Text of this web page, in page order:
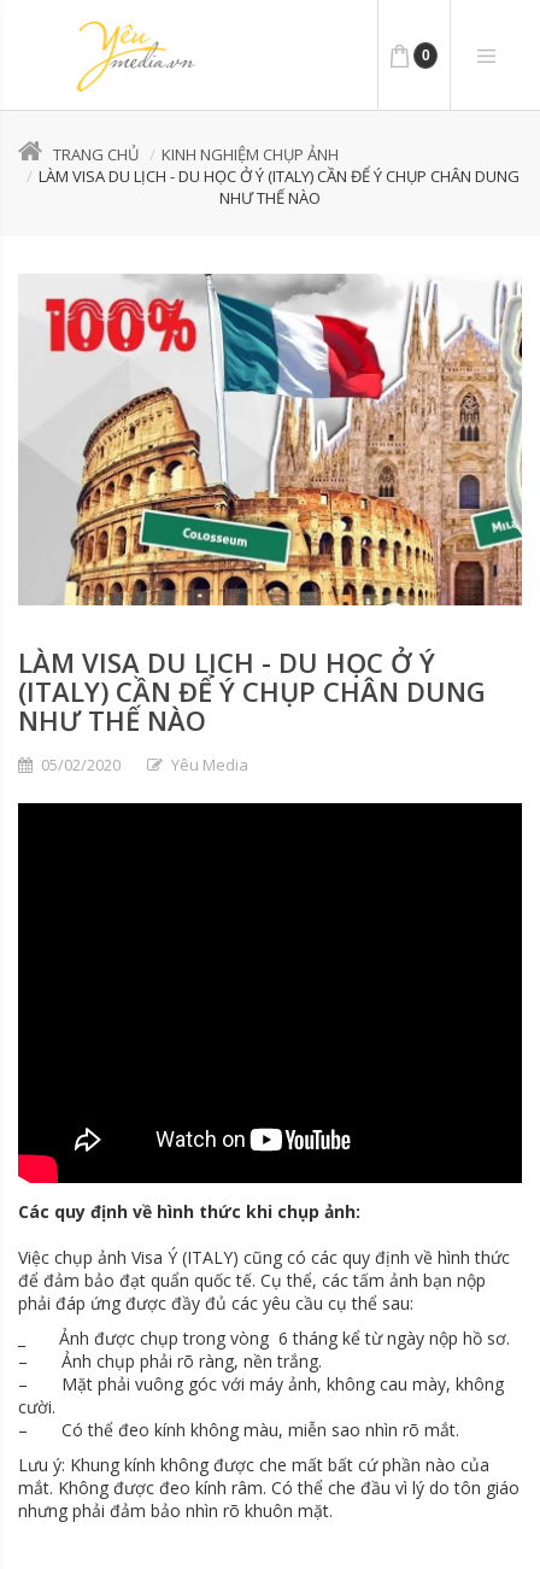
0
TRANG CHỦ
KINH NGHIỆM CHỤP ẢNH
LÀM VISA DU LỊCH - DU HỌC Ở Ý (ITALY) CẦN ĐỂ Ý CHỤP CHÂN DUNG
NHƯ THẾ NÀO
LÀM VISA DU LỊCH - DU HỌC Ở Ý
(ITALY) CẦN ĐỂ Ý CHỤP CHÂN DUNG
NHƯ THẾ NÀO
05/02/2020 Yêu Media
Các quy định về hình thức khi chụp ảnh:
Việc chụp ảnh Visa Ý (ITALY) cũng có các quy định về hình thức
để đảm bảo đạt quẩn quốc tế. Cụ thể, các tấm ảnh bạn nộp
phải đáp ứng được đầy đủ các yêu cầu cụ thể sau:
_ Ảnh được chụp trong vòng 6 tháng kể từ ngày nộp hồ sơ.
– Ảnh chụp phải rõ ràng, nền trắng.
– Mặt phải vuông góc với máy ảnh, không cau mày, không
cười.
– Có thể đeo kính không màu, miễn sao nhìn rõ mắt.
Lưu ý: Khung kính không được che mất bất cứ phần nào của
mắt. Không được đeo kính râm. Có thể che đầu vì lý do tôn giáo
nhưng phải đảm bảo nhìn rõ khuôn mặt.